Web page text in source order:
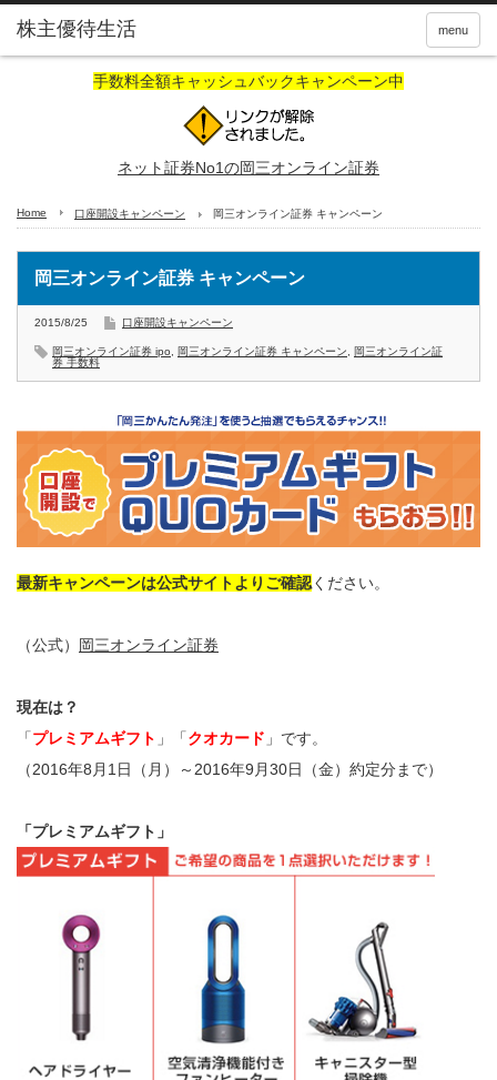
株主優待生活 menu
手数料全額キャッシュバックキャンペーン中
ネット証券No1の岡三オンライン証券
Home 口座開設キャンペーン 岡三オンライン証券 キャンペーン
岡三オンライン証券 キャンペーン
2015/8/25 口座開設キャンペーン
岡三オンライン証券 ipo 岡三オンライン証券 キャンペーン
岡三オンライン証
券 手数料
最新キャンペーンは公式サイトよりご確認ください。
（公式） 岡三オンライン証券
現在は？
「プレミアムギフト 」「クオカード 」です。
（2016年8月1日（月）～2016年9月30日（金）約定分まで）
「プレミアムギフト」